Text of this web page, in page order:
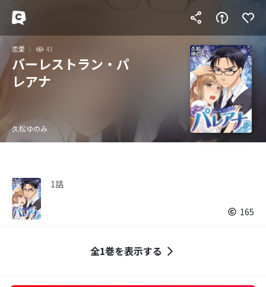
恋愛 43
バーレストラン・パ
レアナ
久松ゆのみ
1話
165
全1巻を表示する